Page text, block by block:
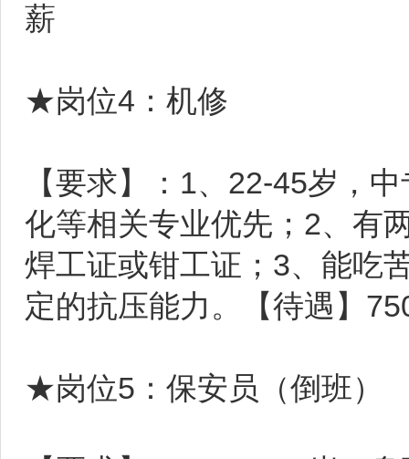
薪
★岗位4：机修
【要求】：1、22-45岁，
化等相关专业优先；2、有
焊工证或钳工证；3、能吃
定的抗压能力。【待遇】
★岗位5：保安员（倒班）